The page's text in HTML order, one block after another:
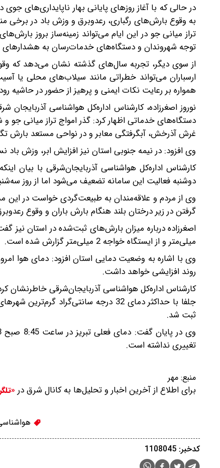
در حالی که با آغاز روزهای پایانی بهار ناپایداری‌های
به وقوع بارش‌های رگباری، رعدوبرق و وزش باد در برخی
تراز میانی جو در این ایام می‌تواند زمینه‌ساز بروز
توجه شهروندان و دستگاه‌های خدمات‌رسان به
از سوی دیگر، تجربه سال‌های گذشته نشان می‌دهد که
ارسباران می‌تواند خطراتی مانند سیلاب‌های محلی یا
همواره بر رعایت نکات ایمنی و پرهیز از حضور در حاشیه
نوروز اصغرزاده، کارشناس اداره‌کل هواشناسی
دستگاه‌های خدماتی اظهار کرد: گذر امواج تراز میانی جو
غرش آذرخش، آبگرفتگی معابر و در نواحی مستعد بارش
وی افزود: در نیمه جنوبی استان نیز افزایش ابر، وزش
کارشناس اداره‌کل هواشناسی آذربایجان‌شرقی با بیان
دوشنبه فعالیت این سامانه تضعیف می‌شود اما از روز
وی از مردم و علاقه‌مندان به طبیعت‌گردی خواست در این
گرفتن در زیر درختان بلند هنگام بارش باران و وقوع
میلی‌متر و از ایستگاه خواجه 2 میلی‌متر گزارش شده است.
وی با اشاره به وضعیت دمایی استان افزود: دمای هوا
روند افزایشی خواهد داشت.
ثبت شد.
تغییری نداشته است.
منبع: مهر
برای اطلاع از آخرین اخبار و تحلیل‌ها به کانال شرق در
کدخبر: 1108045